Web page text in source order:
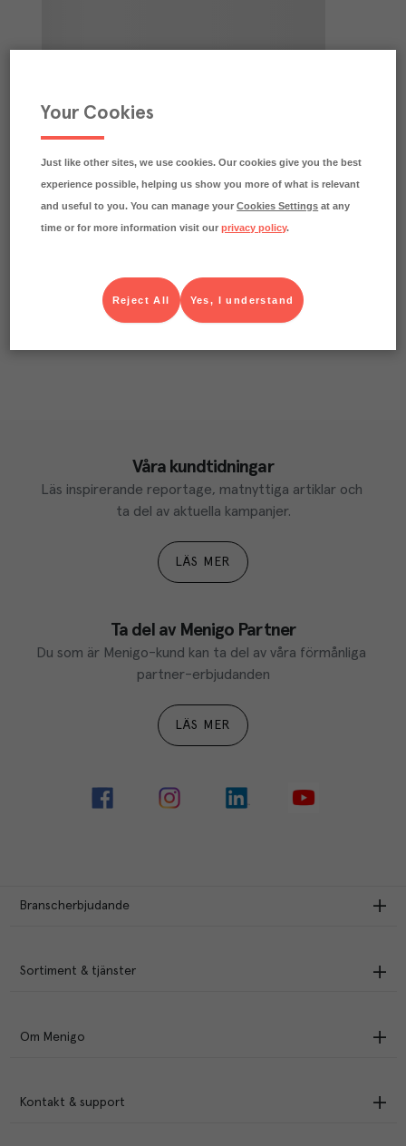
Våra kundtidningar
Läs inspirerande reportage, matnyttiga artiklar och
ta del av aktuella kampanjer.
LÄS MER
Ta del av Menigo Partner
Du som är Menigo-kund kan ta del av våra förmånliga
partner-erbjudanden
LÄS MER
Branscherbjudande
Sortiment & tjänster
Om Menigo
Kontakt & support
Your Cookies
Just like other sites, we use cookies. Our cookies give you the best
experience possible, helping us show you more of what is relevant
and useful to you. You can manage yourCookies Settings at any
time or for more information visit ourprivacy policy.
Yes, I understand
Reject All